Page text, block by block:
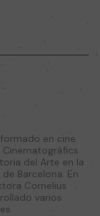
en cine
Cinematogràfics
del Arte en la
Barcelona. En
Cornelius
varios